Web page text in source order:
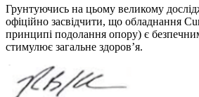
Грунтуючись на цьому великому
офіційно засвідчити, що обладнання
принципі подолання опору) є
стимулює загальне здоров’я.